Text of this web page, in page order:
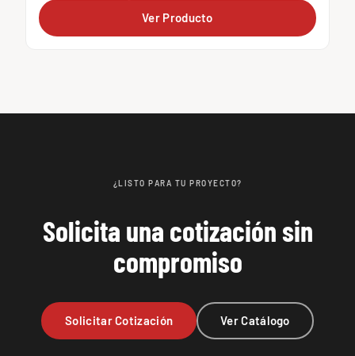
Ver Producto
¿LISTO PARA TU PROYECTO?
Solicita una cotización sin
compromiso
Solicitar Cotización Ver Catálogo